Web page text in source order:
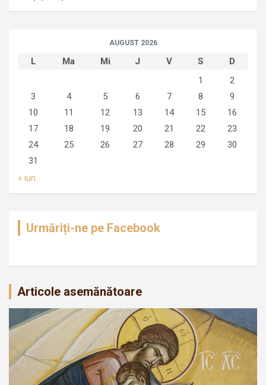
AUGUST 2026
L Ma Mi J V S
D
1
2
3
4 5 6 7 8
9
10
11 12 13 14 15
16
17
18 19 20 21 22
23
24
25 26 27 28 29
30
31
« iun.
Urmăriți-ne pe Facebook
Articole asemănătoare